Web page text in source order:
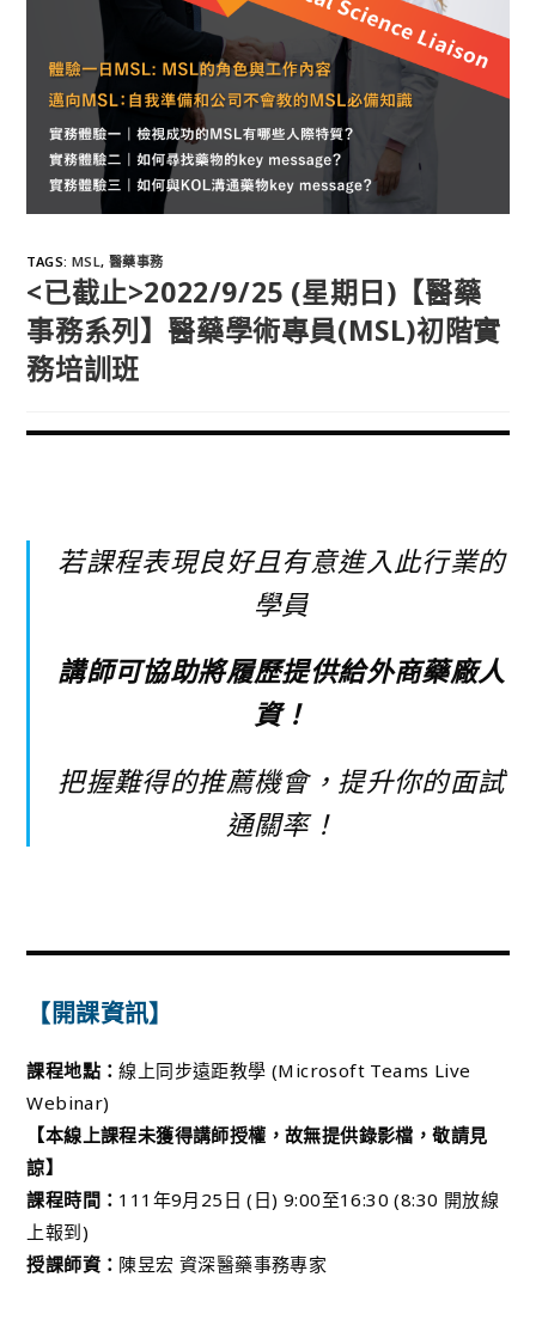
TAGS: MSL, 醫藥事務
<已截止>2022/9/25 (星期日)【醫藥
事務系列】醫藥學術專員(MSL)初階實
務培訓班
若課程表現良好且有意進入此行業的
學員
講師可協助將履歷提供給外商藥廠人
資！
把握難得的推薦機會，提升你的面試
通關率！
【開課資訊】
課程地點：線上同步遠距教學 (Microsoft Teams Live
Webinar)
【本線上課程未獲得講師授權，故無提供錄影檔，敬請見
諒】
課程時間： 111年9月25日 (日) 9:00至16:30 (8:30 開放線
上報到)
授課師資： 陳昱宏 資深醫藥事務專家